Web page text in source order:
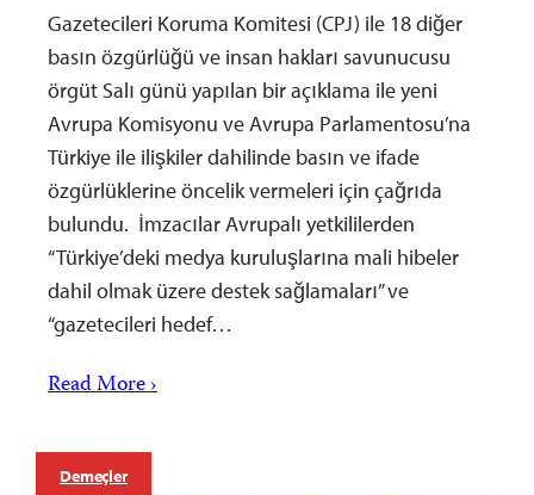
Gazetecileri Koruma Komitesi (CPJ) ile 18 diğer
basın özgürlüğü ve insan hakları savunucusu
örgüt Salı günü yapılan bir açıklama ile yeni
Avrupa Komisyonu ve Avrupa Parlamentosu’na
Türkiye ile ilişkiler dahilinde basın ve ifade
özgürlüklerine öncelik vermeleri için çağrıda
bulundu. İmzacılar Avrupalı yetkililerden
“Türkiye’deki medya kuruluşlarına mali hibeler
dahil olmak üzere destek sağlamaları” ve
“gazetecileri hedef…
Read More ›
Demeçler